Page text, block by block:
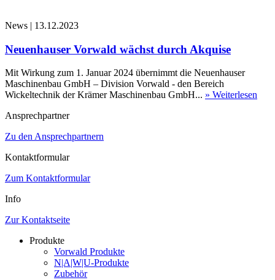
News | 13.12.2023
Neuenhauser Vorwald wächst durch Akquise
Mit Wirkung zum 1. Januar 2024 übernimmt die Neuenhauser
Maschinenbau GmbH – Division Vorwald - den Bereich
Wickeltechnik der Krämer Maschinenbau GmbH... » Weiterlesen
Ansprechpartner
Zu den Ansprechpartnern
Kontaktformular
Zum Kontaktformular
Info
Zur Kontaktseite
Produkte
Vorwald Produkte
N|A|W|U-Produkte
Zubehör